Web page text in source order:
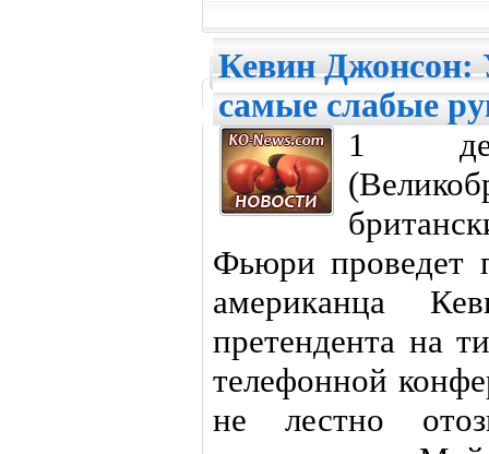
Кевин
самые слабые
1
Фьюри проведет
американца
претендента на
телефонной
не лестно